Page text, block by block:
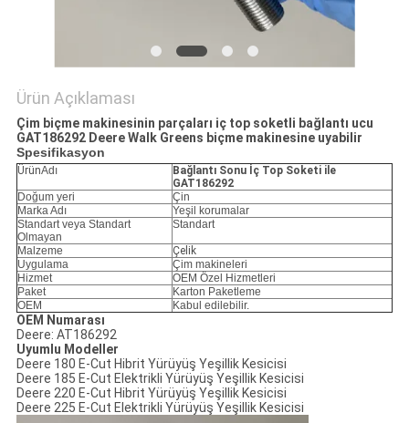
Ürün Açıklaması
Çim biçme makinesinin parçaları iç top soketli bağlantı ucu
GAT186292 Deere Walk Greens biçme makinesine uyabilir
Spesifikasyon
ÜrünAdı
Bağlantı Sonu İç Top Soketi ile
GAT186292
Doğum yeri
Çin
Marka Adı
Yeşil korumalar
Standart veya Standart
Olmayan
Standart
Malzeme
Çelik
Uygulama
Çim makineleri
Hizmet
OEM Özel Hizmetleri
Paket
Karton Paketleme
OEM
Kabul edilebilir.
OEM Numarası
Deere: AT186292
Uyumlu Modeller
Deere 180 E-Cut Hibrit Yürüyüş Yeşillik Kesicisi
Deere 185 E-Cut Elektrikli Yürüyüş Yeşillik Kesicisi
Deere 220 E-Cut Hibrit Yürüyüş Yeşillik Kesicisi
Deere 225 E-Cut Elektrikli Yürüyüş Yeşillik Kesicisi